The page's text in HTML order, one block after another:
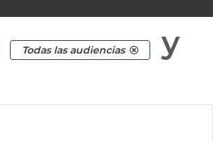
Todas las audiencias
y